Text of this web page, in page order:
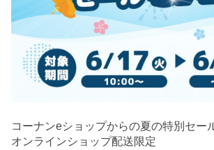
コーナンeショップからの夏の特別セー
オンラインショップ配送限定